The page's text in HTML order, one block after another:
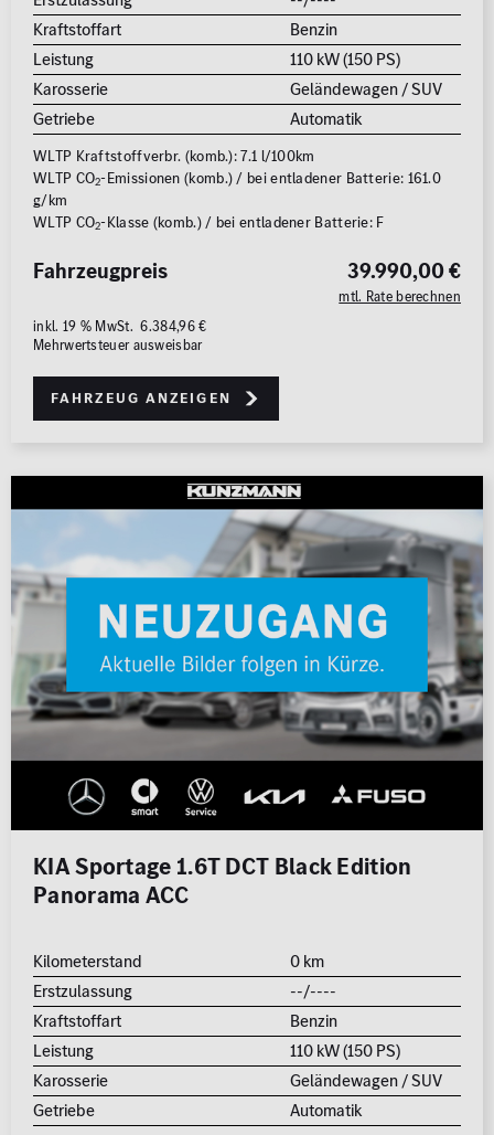
Schadstoffklasse
ALLE
Standorte
ALLE
Erstzulassung
2026
Kilometer
Leistung (PS)
50
Preis
0 € 500.000 €
Kraftstoffart
Benzin
Leistung
110 kW (150 PS)
Karosserie
Geländewagen / SUV
Getriebe
Automatik
WLTP Kraftstoffverbr. (komb.): 7.1 l/100km
WLTP CO2-Emissionen (komb.) / bei entladener Batterie: 161.0
g/km
WLTP CO2-Klasse (komb.) / bei entladener Batterie: F
39.990,00 €
mtl. Rate berechnen
Fahrzeugpreis
inkl. 19 % MwSt. 6.384,96 €
Mehrwertsteuer ausweisbar
Fahrzeug anzeigen
KIA Sportage 1.6T DCT Black Edition
Panorama ACC
Kilometerstand
0 km
Erstzulassung
--/----
Kraftstoffart
Benzin
Leistung
110 kW (150 PS)
Karosserie
Geländewagen / SUV
Getriebe
Automatik